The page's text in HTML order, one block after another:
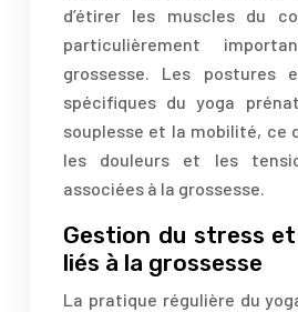
d’étirer les muscles du
particulièrement
grossesse. Les postures
spécifiques du yoga
souplesse et la mobilité, ce
les douleurs et les
associées à la grossesse.
Gestion du stress et
liés à la grossesse
La pratique régulière du